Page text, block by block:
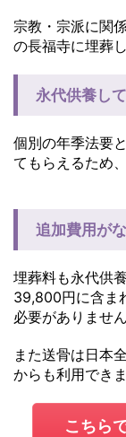
宗教・宗派に関
の長福寺に埋葬
永代供養し
個別の年季法要
てもらえるため
追加費用が
埋葬料も永代供
39,800円に含ま
必要がありません
また送骨は日本
からも利用できま
こちら